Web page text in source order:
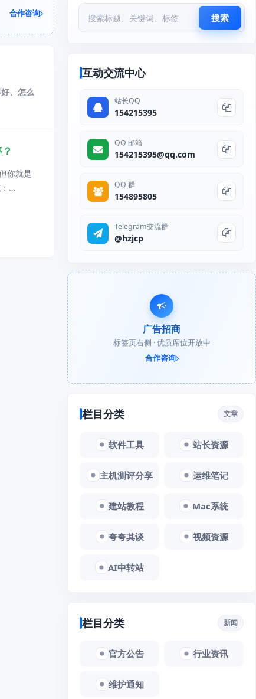
合作咨询
、怎么
你就是
搜索
互动交流中心
站长QQ
154215395
QQ 邮箱
154215395@qq.com
QQ 群
154895805
Telegram交流群
@hzjcp
广告招商
标签页右侧 · 优质席位开放中
合作咨询
栏目分类 文章
软件工具 站长资源
主机测评分享 运维笔记
建站教程 Mac系统
夸夸其谈 视频资源
AI中转站
栏目分类 新闻
官方公告 行业资讯
维护通知